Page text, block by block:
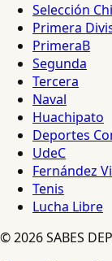
Selección
Primera
PrimeraB
Segunda
Tercera
Naval
Huachipato
Deportes
UdeC
Fernández
Tenis
Lucha Libre
© 2026 SABES